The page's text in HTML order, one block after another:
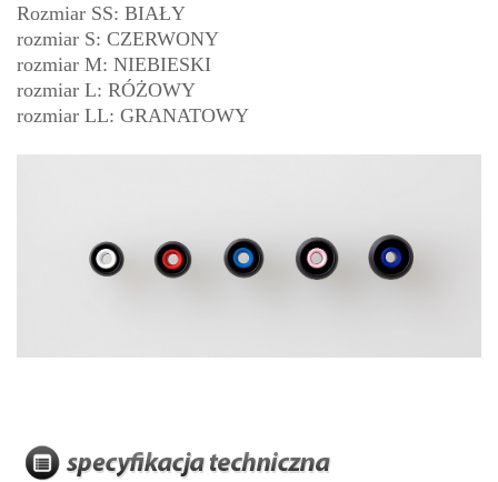
Rozmiar SS: BIAŁY
rozmiar S: CZERWONY
rozmiar M: NIEBIESKI
rozmiar L: RÓŻOWY
rozmiar LL: GRANATOWY